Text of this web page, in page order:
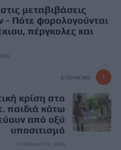
μεταβιβάσεις
- Πότε φορολογούνται
πέργκολες και
ΕΠΌΜΕΝΟ
κρίση στο
παιδιά κάτω
από οξύ
υποσιτισμό
12 Ιανουαρίου, 2025